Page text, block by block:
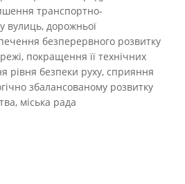
транспортно-
вулиць, дорожньої
безперервного розвитку
покращення її технічних
рівня безпеки руху, сприяння
збалансованому розвитку
міська рада